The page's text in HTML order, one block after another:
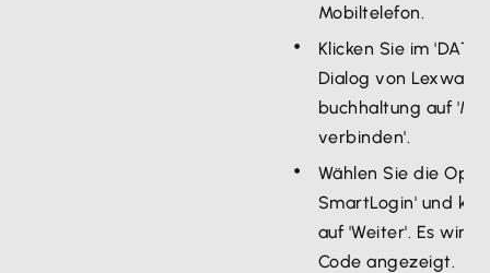
Mobiltelefon.
Klicken Sie im
Dialog von Lexware
buchhaltung auf 'Mit
verbinden'.
Wählen Sie die
SmartLogin' und
auf 'Weiter'. Es wird
Code angezeigt.